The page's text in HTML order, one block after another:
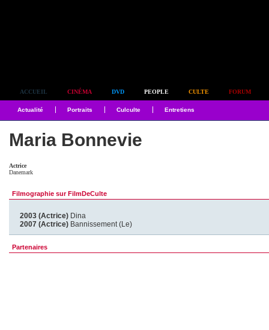
ACCUEIL CINÉMA DVD PEOPLE CULTE FORUM
Actualité Portraits Culculte Entretiens
Maria Bonnevie
Actrice
Danemark
Filmographie sur FilmDeCulte
2003 (Actrice) Dina
2007 (Actrice) Bannissement (Le)
Partenaires